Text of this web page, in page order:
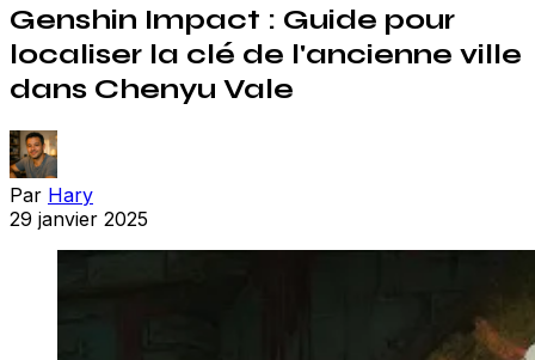
Genshin Impact : Guide pour
localiser la clé de l'ancienne ville
dans Chenyu Vale
Par Hary
29 janvier 2025